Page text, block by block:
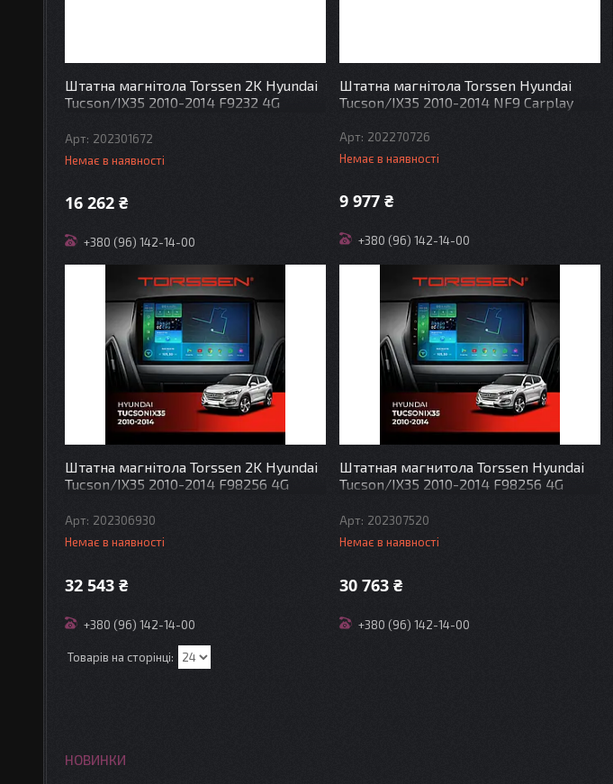
Штатна магнітола Torssen 2K Hyundai
Tucson/IX35 2010-2014 F9232 4G
202301672
Немає в наявності
16 262 ₴
+380 (96) 142-14-00
Штатна магнітола Torssen Hyundai
Tucson/IX35 2010-2014 NF9 Carplay
202270726
Немає в наявності
9 977 ₴
+380 (96) 142-14-00
Штатна магнітола Torssen 2K Hyundai
Tucson/IX35 2010-2014 F98256 4G
202306930
Немає в наявності
32 543 ₴
+380 (96) 142-14-00
Штатная магнитола Torssen Hyundai
Tucson/IX35 2010-2014 F98256 4G
202307520
Немає в наявності
30 763 ₴
+380 (96) 142-14-00
НОВИНКИ